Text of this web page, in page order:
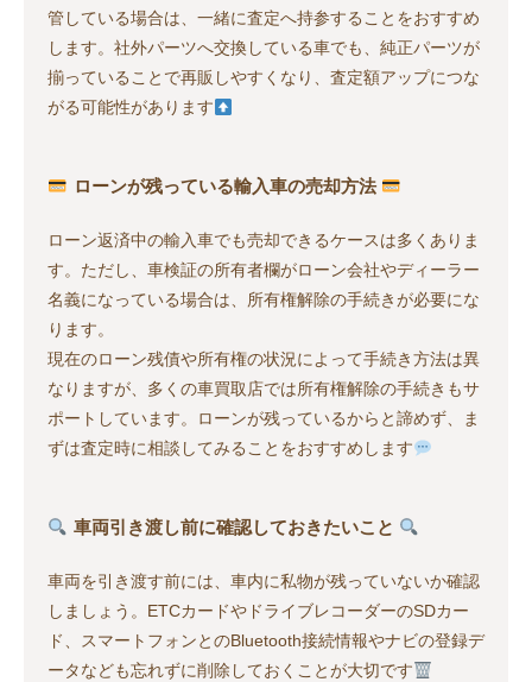
管している場合は、一緒に査定へ持参することをおすすめ
します。社外パーツへ交換している車でも、純正パーツが
揃っていることで再販しやすくなり、査定額アップにつな
がる可能性があります
ローンが残っている輸入車の売却方法
ローン返済中の輸入車でも売却できるケースは多くありま
す。ただし、車検証の所有者欄がローン会社やディーラー
名義になっている場合は、所有権解除の手続きが必要にな
ります。
現在のローン残債や所有権の状況によって手続き方法は異
なりますが、多くの車買取店では所有権解除の手続きもサ
ポートしています。ローンが残っているからと諦めず、ま
ずは査定時に相談してみることをおすすめします
車両引き渡し前に確認しておきたいこと
車両を引き渡す前には、車内に私物が残っていないか確認
しましょう。ETCカードやドライブレコーダーのSDカー
ド、スマートフォンとのBluetooth接続情報やナビの登録デ
ータなども忘れずに削除しておくことが大切です